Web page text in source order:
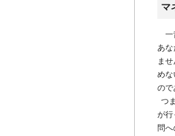
マ
一
あな
ま
めな
ので
つ
が行
問